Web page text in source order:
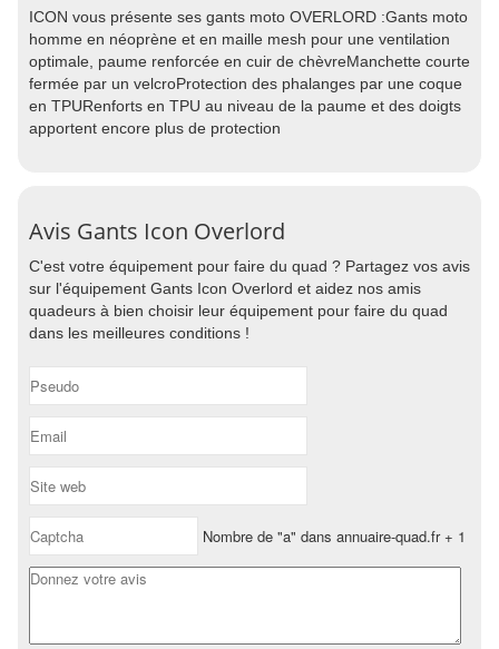
ICON vous présente ses gants moto OVERLORD :Gants moto
homme en néoprène et en maille mesh pour une ventilation
optimale, paume renforcée en cuir de chèvreManchette courte
fermée par un velcroProtection des phalanges par une coque
en TPURenforts en TPU au niveau de la paume et des doigts
apportent encore plus de protection
Avis Gants Icon Overlord
C'est votre équipement pour faire du quad ? Partagez vos avis
sur l'équipement Gants Icon Overlord et aidez nos amis
quadeurs à bien choisir leur équipement pour faire du quad
dans les meilleures conditions !
Nombre de "a" dans annuaire-quad.fr + 1